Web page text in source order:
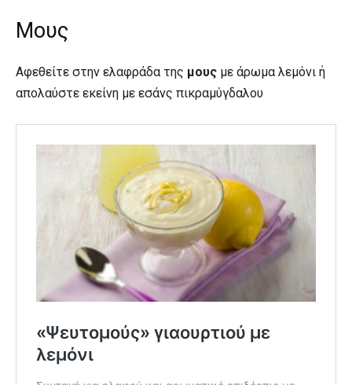
Μους
Αφεθείτε στην ελαφράδα της μους με άρωμα λεμόνι ή
απολαύστε εκείνη με εσάνς πικραμύγδαλου